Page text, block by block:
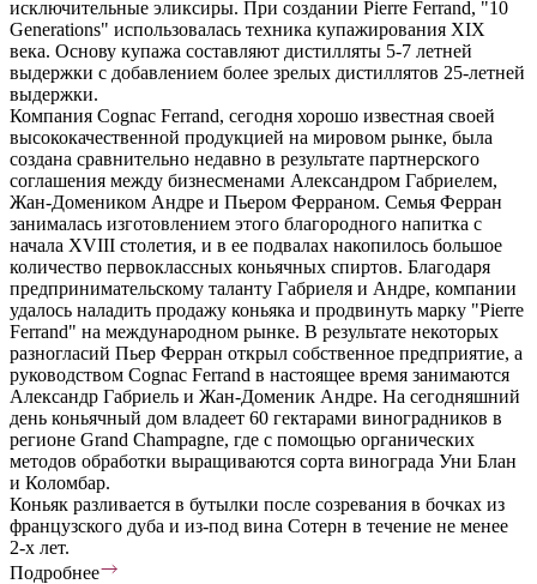
исключительные эликсиры. При создании Pierre Ferrand, "10
Generations" использовалась техника купажирования XIX
века. Основу купажа составляют дистилляты 5-7 летней
выдержки с добавлением более зрелых дистиллятов 25-летней
выдержки.
Компания Cognac Ferrand, сегодня хорошо известная своей
высококачественной продукцией на мировом рынке, была
создана сравнительно недавно в результате партнерского
соглашения между бизнесменами Александром Габриелем,
Жан-Домеником Андре и Пьером Ферраном. Семья Ферран
занималась изготовлением этого благородного напитка с
начала XVIII столетия, и в ее подвалах накопилось большое
количество первоклассных коньячных спиртов. Благодаря
предпринимательскому таланту Габриеля и Андре, компании
удалось наладить продажу коньяка и продвинуть марку "Pierre
Ferrand" на международном рынке. В результате некоторых
разногласий Пьер Ферран открыл собственное предприятие, а
руководством Cognac Ferrand в настоящее время занимаются
Александр Габриель и Жан-Доменик Андре. На сегодняшний
день коньячный дом владеет 60 гектарами виноградников в
регионе Grand Champagne, где с помощью органических
методов обработки выращиваются сорта винограда Уни Блан
и Коломбар.
Коньяк разливается в бутылки после созревания в бочках из
французского дуба и из-под вина Сотерн в течение не менее
2-х лет.
Подробнее